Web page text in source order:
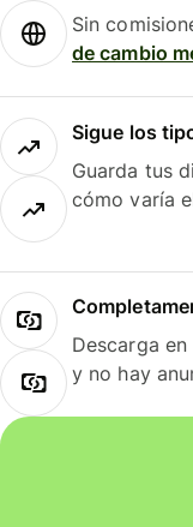
Sin
de cambio
Sigue los
Guarda tus
cómo varía
Descarga
y no hay